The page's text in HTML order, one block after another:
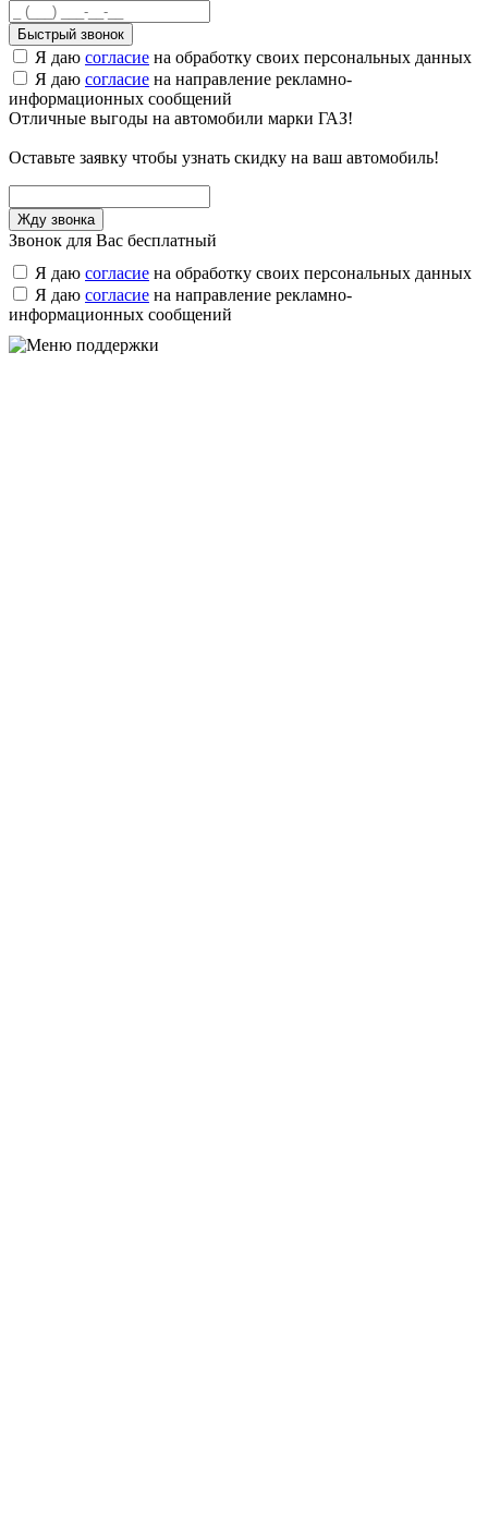
Быстрый звонок
Я даю согласие на обработку своих персональных данных
Я даю согласие на направление рекламно-
информационных сообщений
Отличные выгоды на автомобили марки ГАЗ!
Оставьте заявку чтобы узнать скидку на ваш автомобиль!
Звонок для Вас бесплатный
Я даю согласие на обработку своих персональных данных
Я даю согласие на направление рекламно-
информационных сообщений